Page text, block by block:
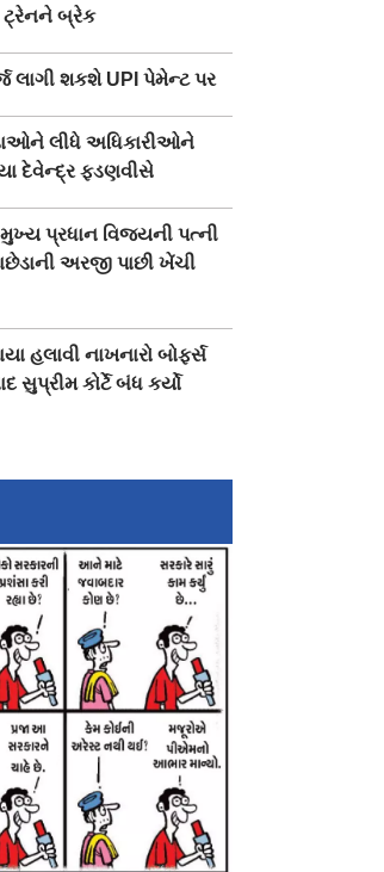
ભવિષ્યમાં ચાર્જ લાગી
શકશે UPI પેમેન્ટ પર
ટ્રેનને બ્રેક
લાગી શકશે UPI પેમેન્ટ પર
લીધે અધિકારીઓને
દેવેન્દ્ર ફડણવીસે
મુખ્ય પ્રધાન વિજયની પત્ની
અરજી પાછી ખેંચી
હલાવી નાખનારો બોફર્સ
સુપ્રીમ કોર્ટે બંધ કર્યો